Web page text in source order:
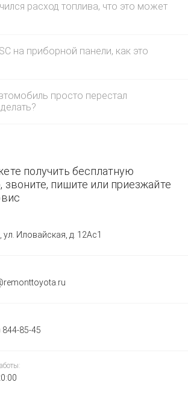
расход топлива, что это может
на приборной панели, как это
просто перестал
получить бесплатную
звоните, пишите или приезжайте
ул. Иловайская, д. 12Ас1
844-85-45